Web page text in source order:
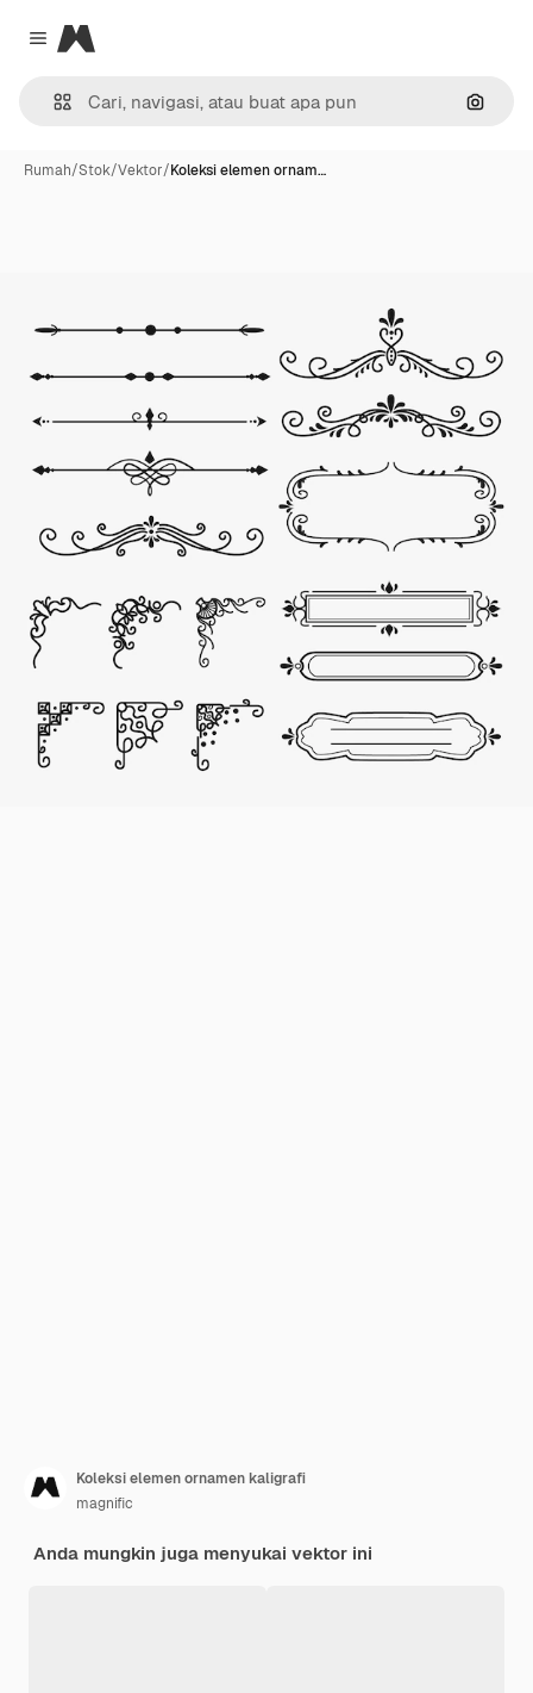
Close menu
Magnific
Rumah/Stok/Vektor/Koleksi elemen ornam…
Koleksi elemen ornamen kaligrafi
magnific
Anda mungkin juga menyukai vektor ini